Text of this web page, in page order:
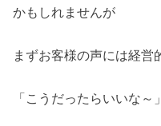
かもしれませんが
まずお客様の声には経営
「こうだったらいいな～」